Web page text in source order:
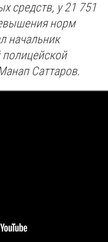
средств, у 21 751
норм
начальник
Саттаров.